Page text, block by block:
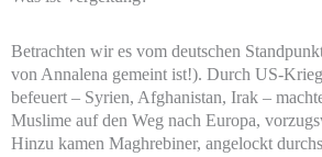
Betrachten wir es vom deutschen
von Annalena gemeint ist!). Durch US-
befeuert – Syrien, Afghanistan, Irak –
Muslime auf den Weg nach Europa,
Hinzu kamen Maghrebiner, angelockt